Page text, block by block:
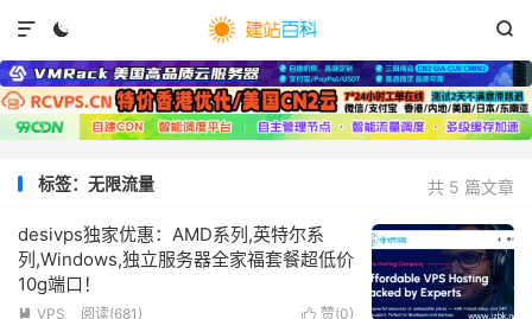
 

共 5 篇文章
标签：无限流量
desivps独家优惠：AMD系列,英特尔系
列,Windows,独立服务器全家福套餐超低价
10g端口！
 赞(0)
 VPS 阅读(681 )